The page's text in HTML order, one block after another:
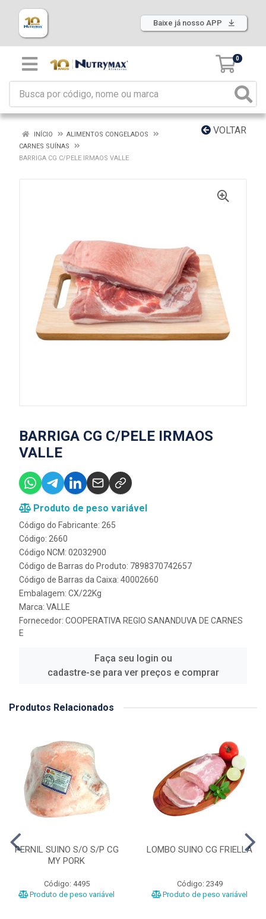
Baixe já nosso APP
0
VOLTAR
INÍCIO
ALIMENTOS CONGELADOS
CARNES SUÍNAS
BARRIGA CG C/PELE IRMAOS VALLE
BARRIGA CG C/PELE IRMAOS
VALLE
Produto de peso variável
Código do Fabricante: 265
Código: 2660
Código NCM: 02032900
Código de Barras do Produto: 7898370742657
Código de Barras da Caixa: 40002660
Embalagem: CX/22Kg
Marca: VALLE
Fornecedor: COOPERATIVA REGIO SANANDUVA DE CARNES
E
Faça seu login ou
cadastre-se para ver preços e comprar
Produtos Relacionados
PERNIL SUINO S/O S/P CG
MY PORK
Código: 4495
Produto de peso variável
LOMBO SUINO CG FRIELLA
Código: 2349
Produto de peso variável